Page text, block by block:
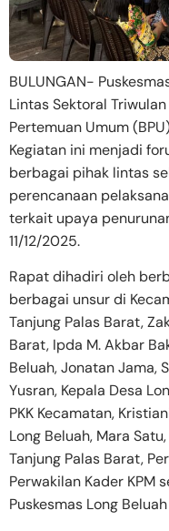
BULUNGAN-
Lintas Sektoral
Pertemuan Umum
Kegiatan ini menjadi
berbagai pihak lintas
perencanaan
terkait upaya
11/12/2025.
Rapat dihadiri oleh
berbagai unsur di
Tanjung Palas Barat,
Barat, Ipda M. Akbar
Beluah, Jonatan Jama,
Yusran, Kepala Desa
PKK Kecamatan,
Long Beluah, Mara
Tanjung Palas Barat,
Perwakilan Kader KPM
Puskesmas Long Beluah